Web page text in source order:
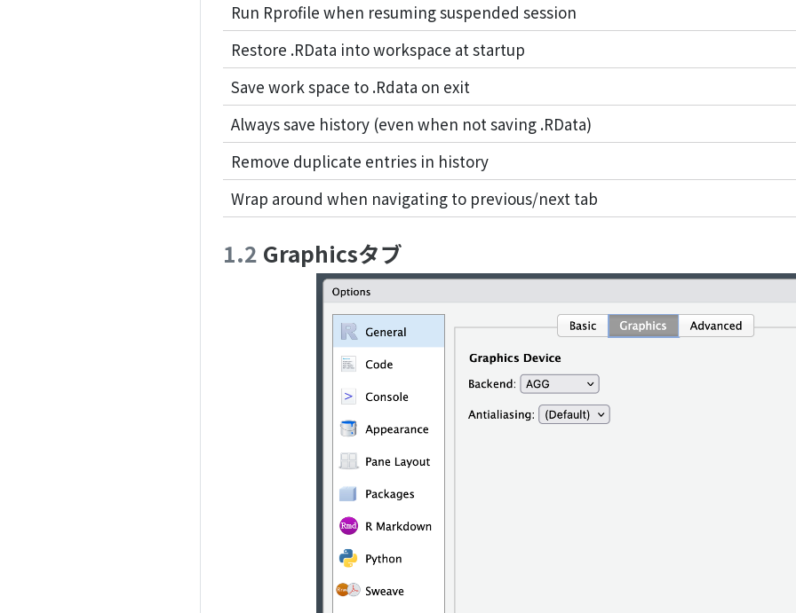
Run Rprofile when resuming suspended session
Restore .RData into workspace at startup
Save work space to .Rdata on exit
Always save history (even when not saving .RData)
Remove duplicate entries in history
Wrap around when navigating to previous/next tab
1.2 Graphicsタブ